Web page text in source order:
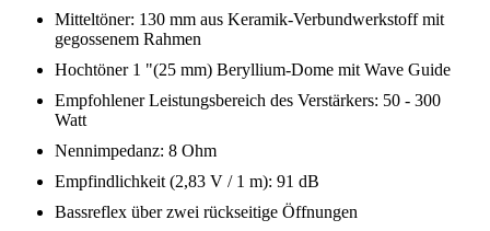
Mitteltöner: 130 mm aus Keramik-Verbundwerkstoff mit
gegossenem Rahmen
Hochtöner 1 "(25 mm) Beryllium-Dome mit Wave Guide
Empfohlener Leistungsbereich des Verstärkers: 50 - 300
Watt
Nennimpedanz: 8 Ohm
Empfindlichkeit (2,83 V / 1 m): 91 dB
Bassreflex über zwei rückseitige Öffnungen